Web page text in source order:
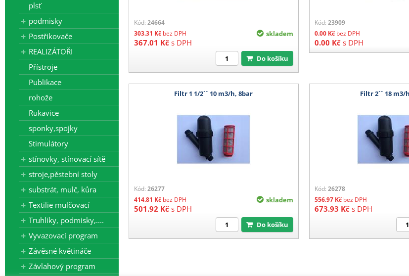
plsť
podmisky
Postřikovače
REALIZÁTOŘI
Přístroje
Publikace
rohože
Rukavice
sponky,spojky
Stimulátory
stínovky, stínovací sítě
stroje,pěstební stoly
substrát, mulč, kůra
Textilie mulčovací
Truhlíky, podmisky,....
Vyvazovací program
Závěsné květináče
Závlahový program
Kód: 24664
303.31 Kč bez DPH
367.01 Kč s DPH
skladem
Do košíku
Kód:23909
0.00 Kč bez DPH
0.00 Kč s DPH
Filtr 1 1/2´´ 10 m3/h, 8bar
Kód: 26277
414.81 Kč bez DPH
501.92 Kč s DPH
skladem
Do košíku
Filtr 2´´ 18 m3/
Kód:26278
556.97 Kč bez DPH
673.93 Kč s DPH